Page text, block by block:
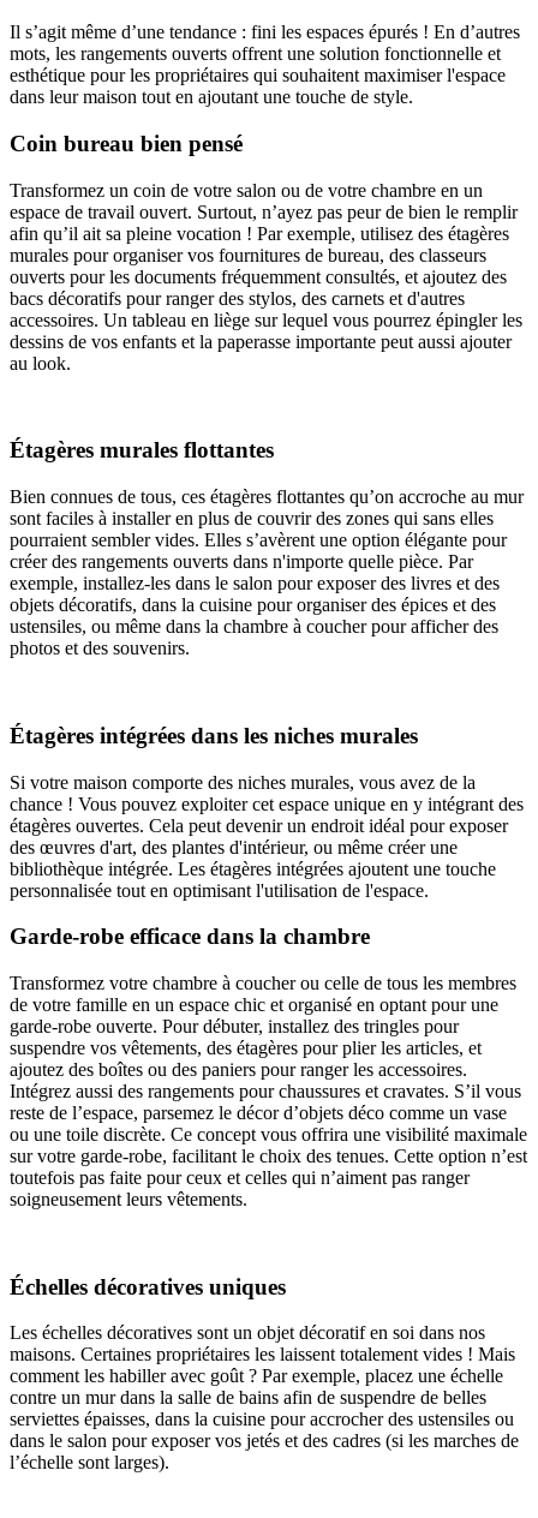
Il s’agit même d’une tendance : fini les espaces épurés ! En d’autres
mots, les rangements ouverts offrent une solution fonctionnelle et
esthétique pour les propriétaires qui souhaitent maximiser l'espace
dans leur maison tout en ajoutant une touche de style.
Coin bureau bien pensé
Transformez un coin de votre salon ou de votre chambre en un
espace de travail ouvert. Surtout, n’ayez pas peur de bien le remplir
afin qu’il ait sa pleine vocation ! Par exemple, utilisez des étagères
murales pour organiser vos fournitures de bureau, des classeurs
ouverts pour les documents fréquemment consultés, et ajoutez des
bacs décoratifs pour ranger des stylos, des carnets et d'autres
accessoires. Un tableau en liège sur lequel vous pourrez épingler les
dessins de vos enfants et la paperasse importante peut aussi ajouter
au look.
Étagères murales flottantes
Bien connues de tous, ces étagères flottantes qu’on accroche au mur
sont faciles à installer en plus de couvrir des zones qui sans elles
pourraient sembler vides. Elles s’avèrent une option élégante pour
créer des rangements ouverts dans n'importe quelle pièce. Par
exemple, installez-les dans le salon pour exposer des livres et des
objets décoratifs, dans la cuisine pour organiser des épices et des
ustensiles, ou même dans la chambre à coucher pour afficher des
photos et des souvenirs.
Étagères intégrées dans les niches murales
Si votre maison comporte des niches murales, vous avez de la
chance ! Vous pouvez exploiter cet espace unique en y intégrant des
étagères ouvertes. Cela peut devenir un endroit idéal pour exposer
des œuvres d'art, des plantes d'intérieur, ou même créer une
bibliothèque intégrée. Les étagères intégrées ajoutent une touche
personnalisée tout en optimisant l'utilisation de l'espace.
Garde-robe efficace dans la chambre
Transformez votre chambre à coucher ou celle de tous les membres
de votre famille en un espace chic et organisé en optant pour une
garde-robe ouverte. Pour débuter, installez des tringles pour
suspendre vos vêtements, des étagères pour plier les articles, et
ajoutez des boîtes ou des paniers pour ranger les accessoires.
Intégrez aussi des rangements pour chaussures et cravates. S’il vous
reste de l’espace, parsemez le décor d’objets déco comme un vase
ou une toile discrète. Ce concept vous offrira une visibilité maximale
sur votre garde-robe, facilitant le choix des tenues. Cette option n’est
toutefois pas faite pour ceux et celles qui n’aiment pas ranger
soigneusement leurs vêtements.
Échelles décoratives uniques
Les échelles décoratives sont un objet décoratif en soi dans nos
maisons. Certaines propriétaires les laissent totalement vides ! Mais
comment les habiller avec goût ? Par exemple, placez une échelle
contre un mur dans la salle de bains afin de suspendre de belles
serviettes épaisses, dans la cuisine pour accrocher des ustensiles ou
dans le salon pour exposer vos jetés et des cadres (si les marches de
l’échelle sont larges).